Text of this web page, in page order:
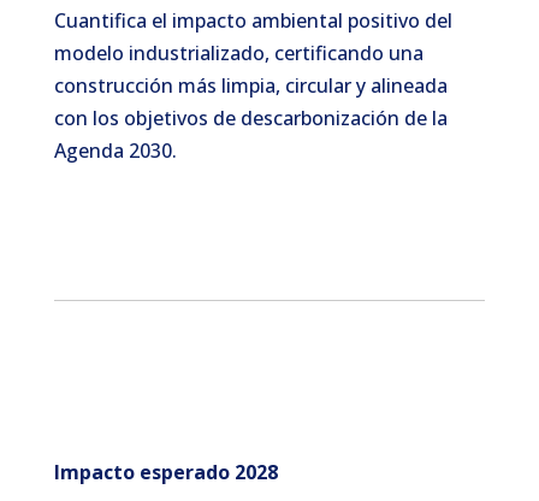
Cuantifica el impacto ambiental positivo del
modelo industrializado, certificando una
construcción más limpia, circular y alineada
con los objetivos de descarbonización de la
Agenda 2030.
Impacto esperado 2028